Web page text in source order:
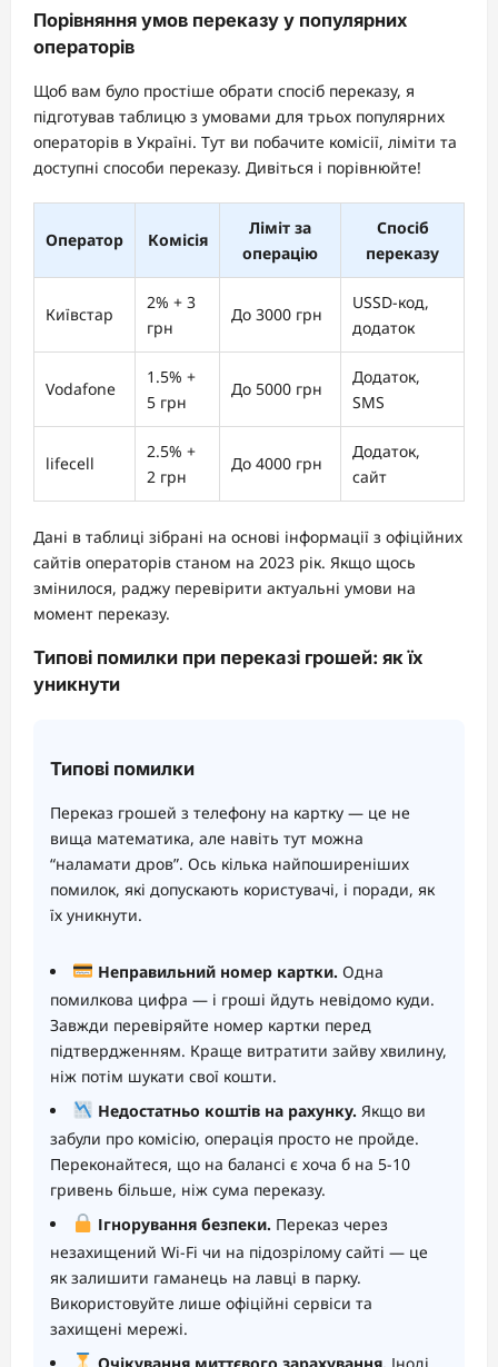
Порівняння умов переказу у популярних
операторів
Щоб вам було простіше обрати спосіб переказу, я
підготував таблицю з умовами для трьох популярних
операторів в Україні. Тут ви побачите комісії, ліміти та
доступні способи переказу. Дивіться і порівнюйте!
Оператор Комісія
Ліміт за
операцію
Спосіб
переказу
Київстар
2% + 3
грн
До 3000 грн
USSD-код,
додаток
Vodafone
1.5% +
5 грн
До 5000 грн
Додаток,
SMS
lifecell
2.5% +
2 грн
До 4000 грн
Додаток,
сайт
Дані в таблиці зібрані на основі інформації з офіційних
сайтів операторів станом на 2023 рік. Якщо щось
змінилося, раджу перевірити актуальні умови на
момент переказу.
Типові помилки при переказі грошей: як їх
уникнути
Типові помилки
Переказ грошей з телефону на картку — це не
вища математика, але навіть тут можна
“наламати дров”. Ось кілька найпоширеніших
помилок, які допускають користувачі, і поради, як
їх уникнути.
Неправильний номер картки. Одна
помилкова цифра — і гроші йдуть невідомо куди.
Завжди перевіряйте номер картки перед
підтвердженням. Краще витратити зайву хвилину,
ніж потім шукати свої кошти.
Недостатньо коштів на рахунку. Якщо ви
забули про комісію, операція просто не пройде.
Переконайтеся, що на балансі є хоча б на 5-10
гривень більше, ніж сума переказу.
Ігнорування безпеки. Переказ через
незахищений Wi-Fi чи на підозрілому сайті — це
як залишити гаманець на лавці в парку.
Використовуйте лише офіційні сервіси та
захищені мережі.